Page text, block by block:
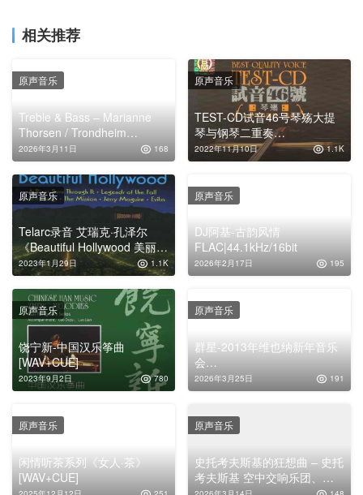
相关推荐
Treble & Bass – Marianne
Thorsen / Trondheim
Symfoniorkester (Daniel
Reuss)DSD64|2.8MHz/1bit
2026年3月11日 168
原声音乐
TEST-CD试音46号琴殇大提
琴与钢琴二重奏
2CD[WAV+CUE]
2022年11月10日 1.1K
原声音乐
Telarc录音 艾瑞克·孔泽尔
《Beautiful Hollywood 美丽的
好莱坞》18部电影配乐
2023年1月29日 1.1K
原声音乐
DJ阿基-古韵风情
FLAC|44.1kHz/16bit
2026年2月17日 195
原声音乐
饶宁新-中国汉乐筝曲
[WAV+CUE]
2023年9月2日 780
原声音乐
群星-2013年维也纳新年音乐
会
①FLAC|5.1CH|DolbyAtmos|
Auro-3D
2026年3月25日 191
原声音乐
闲情听茶系列《女人·茶》
[WAV+CUE]
原声音乐
史托考夫斯基的狂想曲 – 史托
考夫斯基 空中交响乐团、
原声音乐